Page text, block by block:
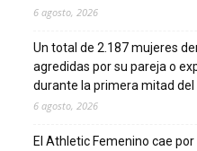
6 agosto, 2026
Un total de 2.187 mujeres
agredidas por su pareja o
durante la primera mitad del
6 agosto, 2026
El Athletic Femenino cae